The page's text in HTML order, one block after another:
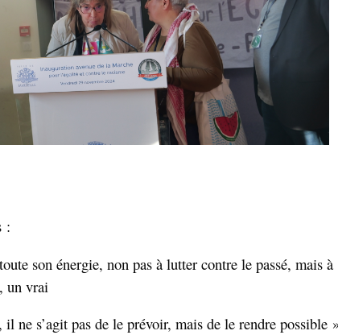
:
son énergie, non pas à lutter contre le passé, mais à
un vrai
ne s’agit pas de le prévoir, mais de le rendre possible